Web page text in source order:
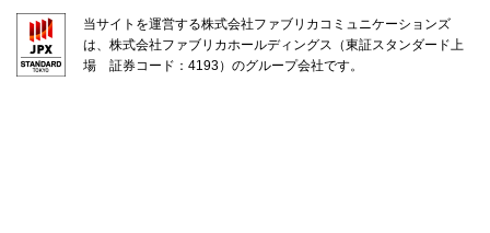
当サイトを運営する株式会社ファブリカコミュニケーションズ
は、株式会社ファブリカホールディングス（東証スタンダード上
場 証券コード：4193）のグループ会社です。